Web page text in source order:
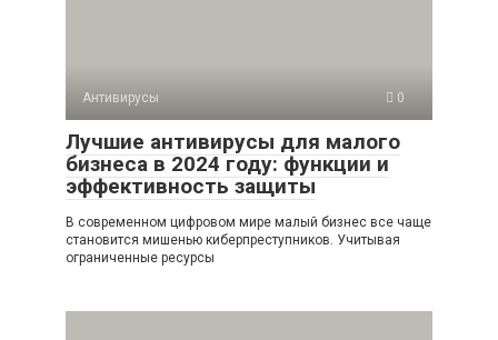
Антивирусы 0
Лучшие антивирусы для малого
бизнеса в 2024 году: функции и
эффективность защиты
В современном цифровом мире малый бизнес все чаще
становится мишенью киберпреступников. Учитывая
ограниченные ресурсы